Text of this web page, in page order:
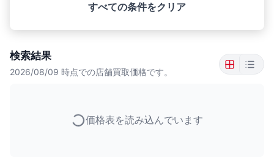
すべての条件をクリア
検索結果
2026/08/09 時点での店舗買取価格です。
価格表を読み込んでいます